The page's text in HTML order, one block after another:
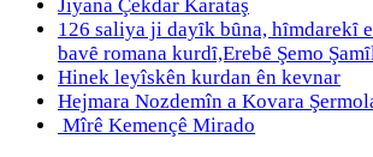
Jiyana Çekdar Karataş
126 saliya ji dayȋk bȗna, hȋmdarekȋ
bavȇ romana kurdȋ,Erebȇ Şemo
Hinek leyîskên kurdan ên kevnar
Hejmara Nozdemîn a Kovara
Mîrê Kemençê Mirado